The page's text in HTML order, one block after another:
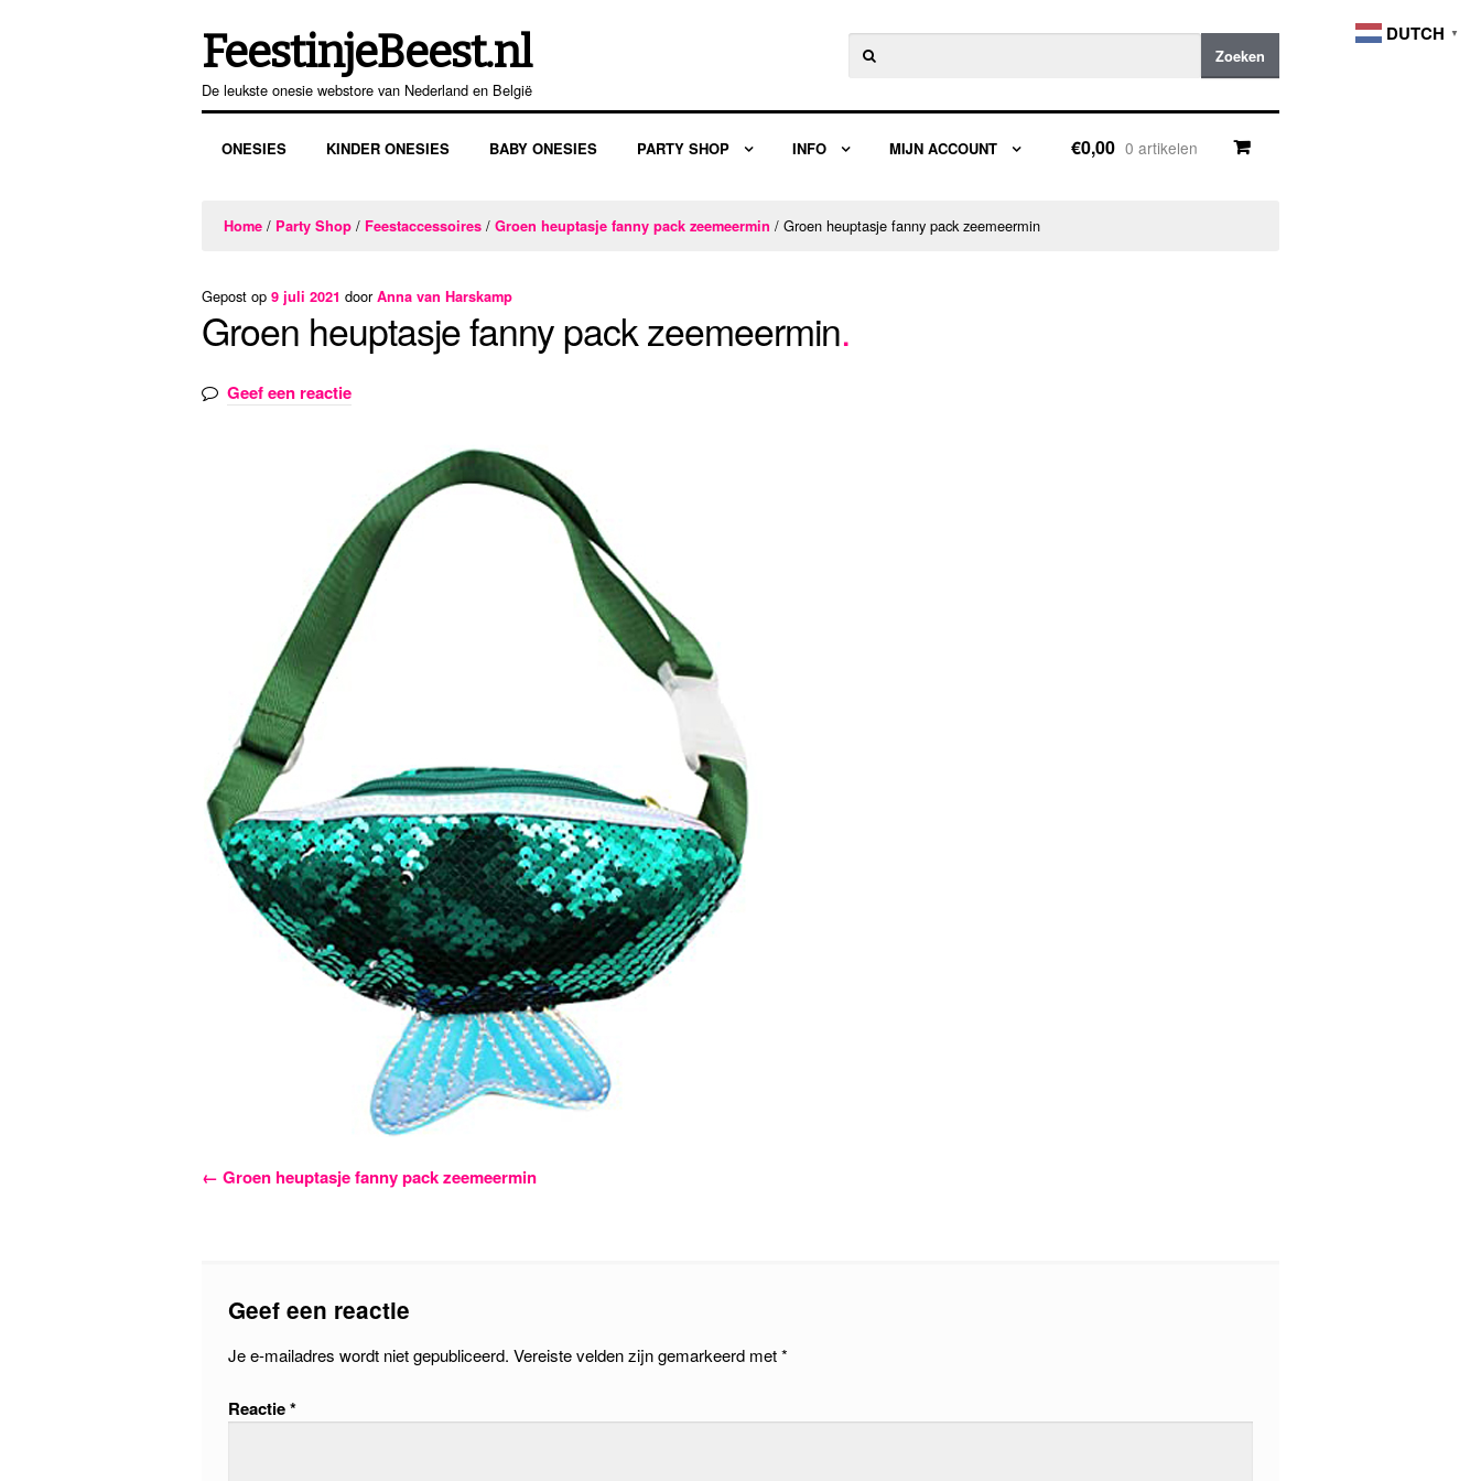
Ga
door
naar
Ga
direct
naar
inhoud
FeestinjeBeest.nl
De leukste onesie webstore van Nederland en België
naar:
Zoeken
ONESIES KINDER ONESIES BABY ONESIES PARTY SHOP INFO MIJN ACCOUNT €0,00 0 artikelen
Home / Party Shop / Feestaccessoires /Groen heuptasje fanny pack zeemeermin / Groen heuptasje fanny pack zeemeermin
Gepost op9 juli 2021 doorAnna van Harskamp
Groen heuptasje fanny pack zeemeermin
Geef een reactie
Bericht
← Groen heuptasje fanny pack zeemeermin
Geef een reactie
Je e-mailadres wordt niet gepubliceerd. Vereiste velden zijn gemarkeerd met*
Reactie*
DUTCH ▼